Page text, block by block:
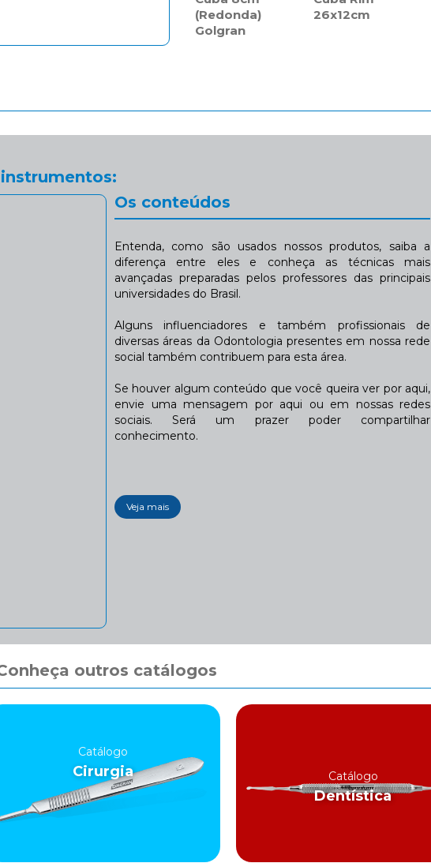
(Redonda)
Golgran
26x12cm
Os conteúdos
Entenda, como são usados nossos produtos, saiba a
diferença entre eles e conheça as técnicas mais
avançadas preparadas pelos professores das principais
universidades do Brasil.
Alguns influenciadores e também profissionais de
diversas áreas da Odontologia presentes em nossa rede
social também contribuem para esta área.
Se houver algum conteúdo que você queira ver por aqui,
envie uma mensagem por aqui ou em nossas redes
sociais. Será um prazer poder compartilhar
conhecimento.
Veja mais
outros catálogos
Catálogo
Cirurgia Catálogo
Dentística